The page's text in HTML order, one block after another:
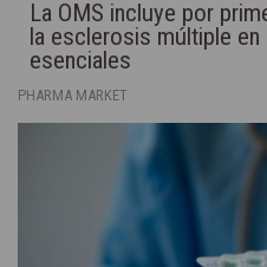
La OMS incluye por
la esclerosis múltiple
esenciales
PHARMA MARKET